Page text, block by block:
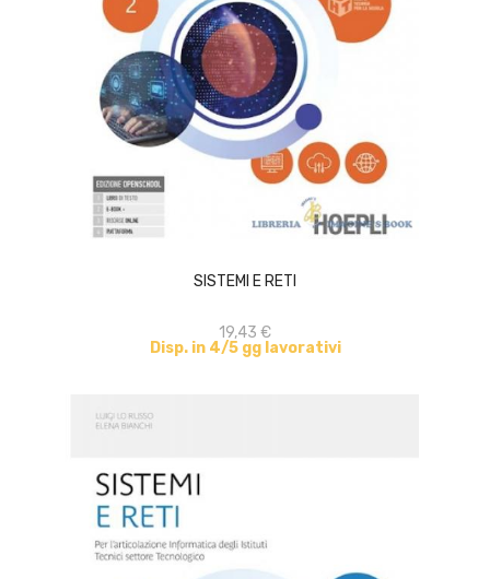
SISTEMI E RETI
19,43 €
Disp. in 4/5 gg lavorativi
ACQUISTA